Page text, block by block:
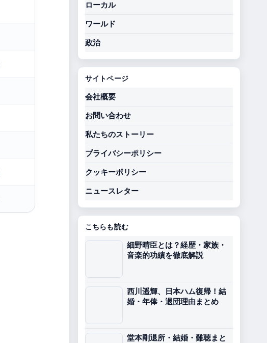
ローカル
ワールド
政治
サイトページ
会社概要
お問い合わせ
私たちのストーリー
プライバシーポリシー
クッキーポリシー
ニュースレター
こちらも読む
細野晴臣とは？経歴・家族・
音楽的功績を徹底解説
西川遥輝、日本ハム復帰！結
婚・年俸・退団理由まとめ
堂本剛退所・結婚・難聴まと